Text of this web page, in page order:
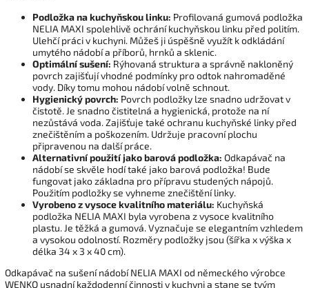
Podložka na kuchyňskou linku: Profilovaná gumová podložka
NELIA MAXI spolehlivě ochrání kuchyňskou linku před politím.
Ulehčí práci v kuchyni. Můžeš ji úspěšně využít k odkládání
umytého nádobí a příborů, hrnků a sklenic.
Optimální sušení: Rýhovaná struktura a správně nakloněný
povrch zajišťují vhodné podmínky pro odtok nahromaděné
vody. Díky tomu mohou nádobí volně schnout.
Hygienický povrch: Povrch podložky lze snadno udržovat v
čistotě. Je snadno čistitelná a hygienická, protože na ní
nezůstává voda. Zajišťuje také ochranu kuchyňské linky před
znečištěním a poškozením. Udržuje pracovní plochu
připravenou na další práce.
Alternativní použití jako barová podložka: Odkapávač na
nádobí se skvěle hodí také jako barová podložka! Bude
fungovat jako základna pro přípravu studených nápojů.
Použitím podložky se vyhneme znečištění linky.
Vyrobeno z vysoce kvalitního materiálu: Kuchyňská
podložka NELIA MAXI byla vyrobena z vysoce kvalitního
plastu. Je těžká a gumová. Vyznačuje se elegantním vzhledem
a vysokou odolností. Rozměry podložky jsou (šířka x výška x
délka 34 x 3 x 40 cm).
Odkapávač na sušení nádobí NELIA MAXI od německého výrobce
WENKO usnadní každodenní činnosti v kuchyni a stane se tvým